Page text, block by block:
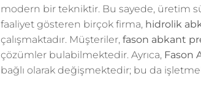
modern bir tekniktir. Bu sayede, üretim
faaliyet gösteren birçok firma, hidrolik
çalışmaktadır. Müşteriler, fason abkant
çözümler bulabilmektedir. Ayrıca, Fason
bağlı olarak değişmektedir; bu da